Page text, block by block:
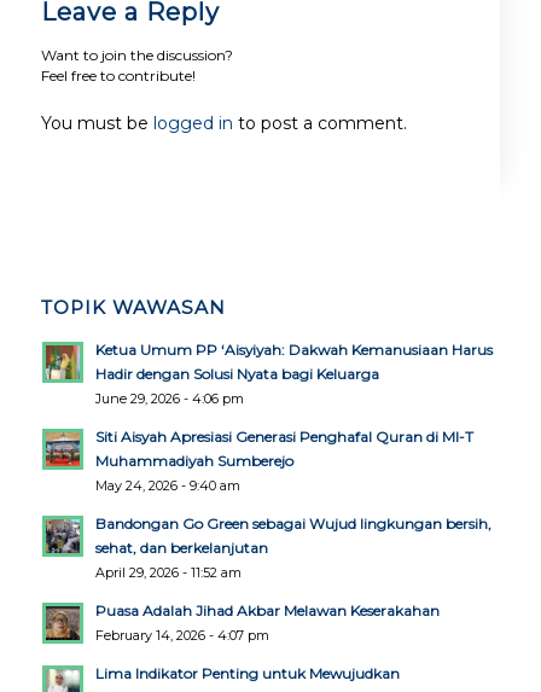
Leave a Reply
Want to join the discussion?
Feel free to contribute!
You must be logged in to post a comment.
TOPIK WAWASAN
Ketua Umum PP ‘Aisyiyah: Dakwah Kemanusiaan Harus
Hadir dengan Solusi Nyata bagi Keluarga
June 29, 2026 - 4:06 pm
Siti Aisyah Apresiasi Generasi Penghafal Quran di MI-T
Muhammadiyah Sumberejo
May 24, 2026 - 9:40 am
Bandongan Go Green sebagai Wujud lingkungan bersih,
sehat, dan berkelanjutan
April 29, 2026 - 11:52 am
Puasa Adalah Jihad Akbar Melawan Keserakahan
February 14, 2026 - 4:07 pm
Lima Indikator Penting untuk Mewujudkan